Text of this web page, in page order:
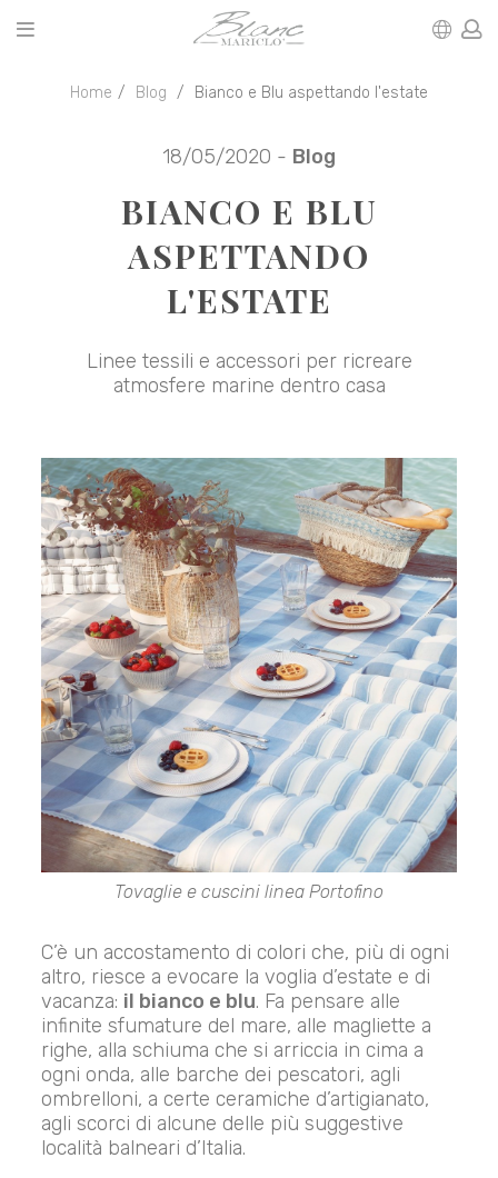
Home Blog Bianco e Blu aspettando l'estate
18/05/2020 - Blog
BIANCO E BLU
ASPETTANDO
L'ESTATE
Linee tessili e accessori per ricreare
atmosfere marine dentro casa
Tovaglie e cuscini linea Portofino
C’è un accostamento di colori che, più di ogni
altro, riesce a evocare la voglia d’estate e di
vacanza: il bianco e blu. Fa pensare alle
infinite sfumature del mare, alle magliette a
righe, alla schiuma che si arriccia in cima a
ogni onda, alle barche dei pescatori, agli
ombrelloni, a certe ceramiche d’artigianato,
agli scorci di alcune delle più suggestive
località balneari d’Italia.